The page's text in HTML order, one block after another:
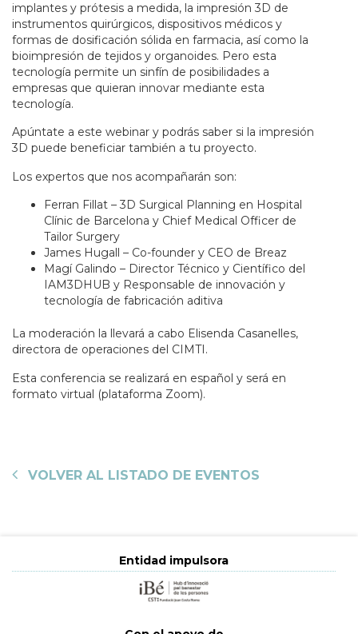
implantes y prótesis a medida, la impresión 3D de
instrumentos quirúrgicos, dispositivos médicos y
formas de dosificación sólida en farmacia, así como la
bioimpresión de tejidos y organoides. Pero esta
tecnología permite un sinfín de posibilidades a
empresas que quieran innovar mediante esta
tecnología.
Apúntate a este webinar y podrás saber si la impresión
3D puede beneficiar también a tu proyecto.
Los expertos que nos acompañarán son:
Ferran Fillat – 3D Surgical Planning en Hospital
Clínic de Barcelona y Chief Medical Officer de
Tailor Surgery
James Hugall – Co-founder y CEO de Breaz
Magí Galindo – Director Técnico y Científico del
IAM3DHUB y Responsable de innovación y
tecnología de fabricación aditiva
La moderación la llevará a cabo Elisenda Casanelles,
directora de operaciones del CIMTI.
Esta conferencia se realizará en español y será en
formato virtual (plataforma Zoom).
VOLVER AL LISTADO DE EVENTOS
Entidad impulsora